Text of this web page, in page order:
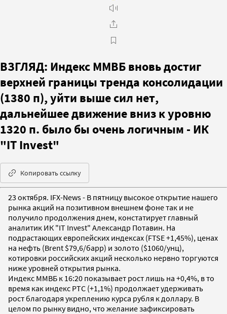
ВЗГЛЯД: Индекс ММВБ вновь достиг
верхней границы тренда консолидации
(1380 п), уйти выше сил нет,
дальнейшее движение вниз к уровню
1320 п. было бы очень логичным - ИК
"IT Invest"
Копировать ссылку
23 октября. IFX-News - В пятницу высокое открытие нашего
рынка акций на позитивном внешнем фоне так и не
получило продолжения днем, констатирует главный
аналитик ИК "IT Invest" Александр Потавин. На
подрастающих европейских индексах (FTSE +1,45%), ценах
на нефть (Brent $79,6/барр) и золото ($1060/унц),
котировки российских акций несколько нервно торгуются
ниже уровней открытия рынка.
Индекс ММВБ к 16:20 показывает рост лишь на +0,4%, в то
время как индекс РТС (+1,1%) продолжает удерживать
рост благодаря укреплению курса рубля к доллару. В
целом по рынку видно, что желание зафиксировать